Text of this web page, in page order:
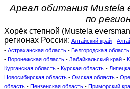
Ареал обитания Mustela
по
Хорёк степной (Mustela
регионах России: Алтайский край -
- Астраханская область - Белгородская область
- Воронежская область - Забайкальский край -
Курганская область - Курская область -
Новосибирская область - Омская область -
область - Пензенская область - Приморский